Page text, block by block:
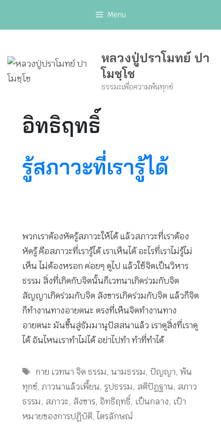
Menu
หลวงปู่ปราโมทย์ ปา
โมชฺโช
ธรรมะเพื่อความพ้นทุกข์
อิทธิฤทธิ์
รู้สภาวะที่เรารู้ได้
พวกเราต้องหัดรู้สภาวะให้ได้ แล้วสภาวะที่เราต้อง
หัดรู้ คือสภาวะที่เรารู้ได้ เราเห็นได้ อะไรที่เราไม่รู้ไม่
เห็น ไม่ต้องหรอก ค่อยๆ ดูไป แล้วใช้จิตเป็นวิหาร
ธรรม สิ่งที่เกิดกับจิตนั้นก็เวทนาเกิดร่วมกับจิต
สัญญาเกิดร่วมกับจิต สังขารเกิดร่วมกับจิต แล้วก็จิต
ก็ทำงานทางอายตนะ ตรงที่เห็นจิตทำงานทาง
อายตนะ มันขึ้นสู่ธัมมานุปัสสนาแล้ว เราดูสิ่งที่เราดู
ได้ อันไหนเราทำไม่ได้ อย่าไปทำ ทำที่ทำได้
Tags
กาย เวทนา จิต ธรรม, นามธรรม, ปัญญา, พ้น
ทุกข์, ภาวนาแล้วเพี้ยน, รูปธรรม, สติปัฏฐาน, สภาว
ธรรม, สภาวะ, สังขาร, อิทธิฤทธิ์, เป็นกลาง, เป้า
หมายของการปฏิบัติ, ไตรลักษณ์